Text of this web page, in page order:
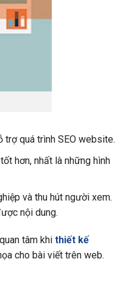
trợ quá trình SEO website.
hơn, nhất là những hình
và thu hút người xem.
nội dung.
tâm khi thiết kế
cho bài viết trên web.